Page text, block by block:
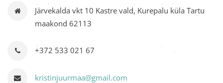
Järvekalda vkt 10 Kastre vald, Kurepalu küla Tartu
maakond 62113
+372 533 021 67
kristinjuurmaa@gmail.com